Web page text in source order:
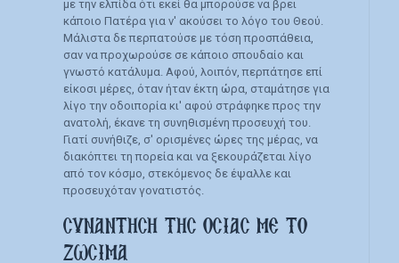
με την ελπίδα ότι εκεί θα μπορούσε να βρει
κάποιο Πατέρα για ν' ακούσει το λόγο του Θεού.
Μάλιστα δε περπατούσε με τόση προσπάθεια,
σαν να προχωρούσε σε κάποιο σπουδαίο και
γνωστό κατάλυμα. Αφού, λοιπόν, περπάτησε επί
είκοσι μέρες, όταν ήταν έκτη ώρα, σταμάτησε για
λίγο την οδοιπορία κι' αφού στράφηκε προς την
ανατολή, έκανε τη συνηθισμένη προσευχή του.
Γιατί συνήθιζε, σ' ορισμένες ώρες της μέρας, να
διακόπτει τη πορεία και να ξεκουράζεται λίγο
από τον κόσμο, στεκόμενος δε έψαλλε και
προσευχόταν γονατιστός.
ΣΥΝΑΝΤΗΣΗ ΤΗΣ ΟΣΙΑΣ ΜΕ ΤΟ
ΖΩΣΙΜΑ